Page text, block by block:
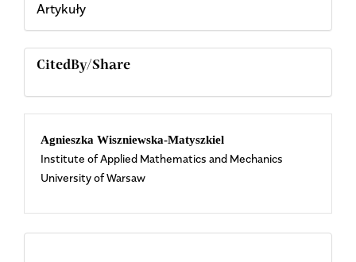
Artykuły
CitedBy/Share
Main
Article
Content
Agnieszka Wiszniewska-Matyszkiel
Institute of Applied Mathematics and Mechanics
University of Warsaw